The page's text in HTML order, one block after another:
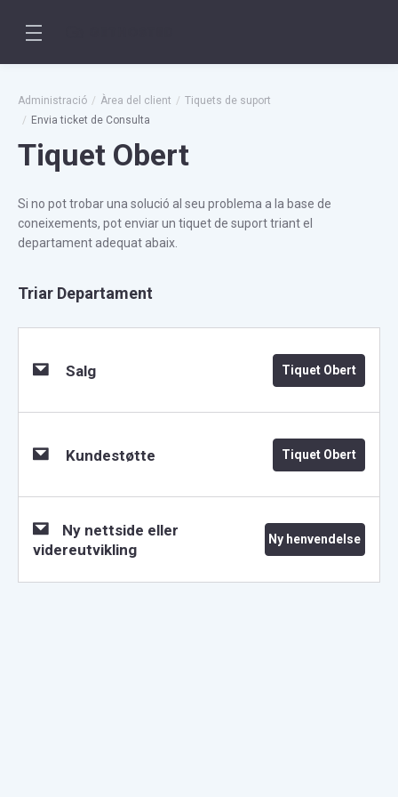
Administració Àrea del client
Tiquets de suport
Envia ticket de Consulta
Tiquet Obert
Si no pot trobar una solució al seu problema a la base de
coneixements, pot enviar un tiquet de suport triant el
departament adequat abaix.
Triar Departament
Salg Tiquet Obert
Kundestøtte Tiquet Obert
Ny nettside eller
videreutvikling
Ny henvendelse